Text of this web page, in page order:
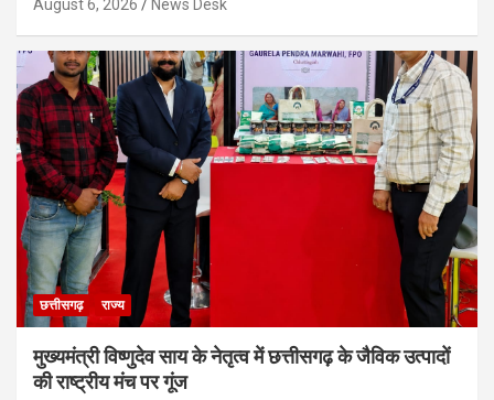
August 6, 2026 News Desk
छत्तीसगढ़ राज्य
मुख्यमंत्री विष्णुदेव साय के नेतृत्व में छत्तीसगढ़ के जैविक उत्पादों
की राष्ट्रीय मंच पर गूंज